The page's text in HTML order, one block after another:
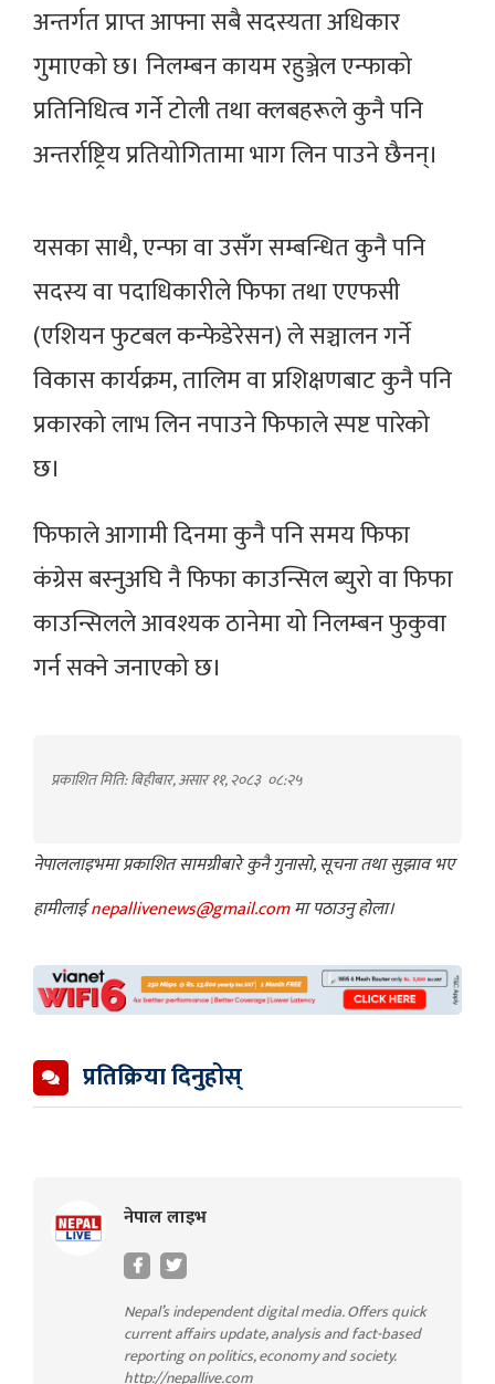
अन्तर्गत प्राप्त आफ्ना सबै सदस्यता अधिकार
गुमाएको छ। निलम्बन कायम रहुञ्जेल एन्फाको
प्रतिनिधित्व गर्ने टोली तथा क्लबहरूले कुनै पनि
अन्तर्राष्ट्रिय प्रतियोगितामा भाग लिन पाउने छैनन्।
यसका साथै, एन्फा वा उसँग सम्बन्धित कुनै पनि
सदस्य वा पदाधिकारीले फिफा तथा एएफसी
(एशियन फुटबल कन्फेडेरेसन) ले सञ्चालन गर्ने
विकास कार्यक्रम, तालिम वा प्रशिक्षणबाट कुनै पनि
प्रकारको लाभ लिन नपाउने फिफाले स्पष्ट पारेको
छ।
फिफाले आगामी दिनमा कुनै पनि समय फिफा
कंग्रेस बस्नुअघि नै फिफा काउन्सिल ब्युरो वा फिफा
काउन्सिलले आवश्यक ठानेमा यो निलम्बन फुकुवा
गर्न सक्ने जनाएको छ।
प्रकाशित मिति: बिहीबार, असार ११, २०८३ ०८:२५
नेपाललाइभमा प्रकाशित सामग्रीबारे कुनै गुनासो, सूचना तथा सुझाव भए
हामीलाईnepallivenews@gmail.comमा पठाउनु होला।
प्रतिक्रिया दिनुहोस्
नेपाल लाइभ
Nepal’s independent digital media. Offers quick
current affairs update, analysis and fact-based
reporting on politics, economy and society.
http://nepallive.com